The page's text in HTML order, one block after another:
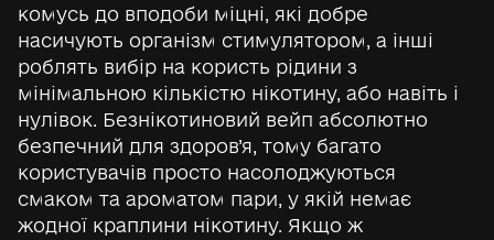
комусь до вподоби міцні, які добре
насичують організм стимулятором, а інші
роблять вибір на користь рідини з
мінімальною кількістю нікотину, або навіть і
нулівок. Безнікотиновий вейп абсолютно
безпечний для здоров’я, тому багато
користувачів просто насолоджуються
смаком та ароматом пари, у якій немає
жодної краплини нікотину. Якщо ж